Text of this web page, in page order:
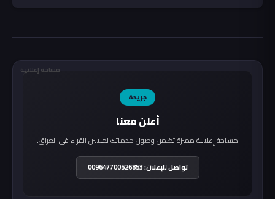
مساحة إعلانية
جريدة
أعلن معنا
مساحة إعلانية مميزة تضمن وصول خدماتك لملايين القراء في العراق.
تواصل للإعلان: 009647700526853